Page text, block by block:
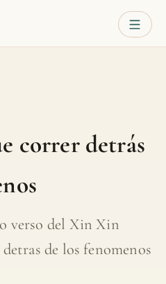
correr detrás
verso del Xin Xin
de los fenomenos